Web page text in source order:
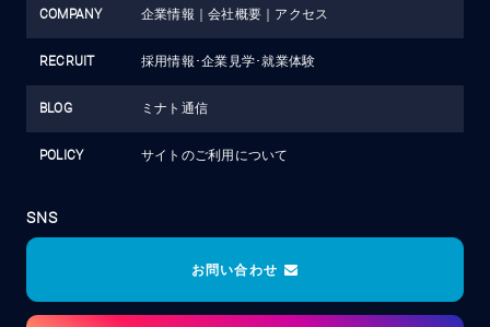
COMPANY 企業情報 ｜会社概要 ｜ アクセス
RECRUIT 採用情報･企業見学･就業体験
BLOG ミナト通信
POLICY サイトのご利用について
SNS
お問い合わせ